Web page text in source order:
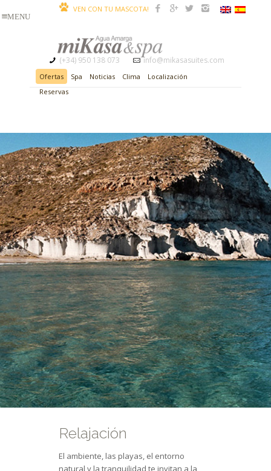
(+34) 950 138 073 info@mikasasuites.com
VEN CON TU MASCOTA!
Ofertas Spa Noticias Clima
Localización
Reservas
Relajación
El ambiente, las playas, el entorno
natural y la tranquilidad te invitan a la